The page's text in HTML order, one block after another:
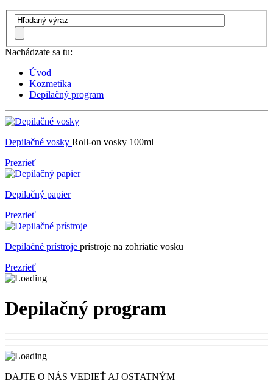
Nachádzate sa tu:
Úvod
Kozmetika
Depilačný program
Depilačné vosky Roll-on vosky 100ml
Prezrieť
Depilačný papier
Prezrieť
Depilačné prístroje prístroje na zohriatie vosku
Prezrieť
Depilačný program
DAJTE O NÁS VEDIEŤ AJ OSTATNÝM